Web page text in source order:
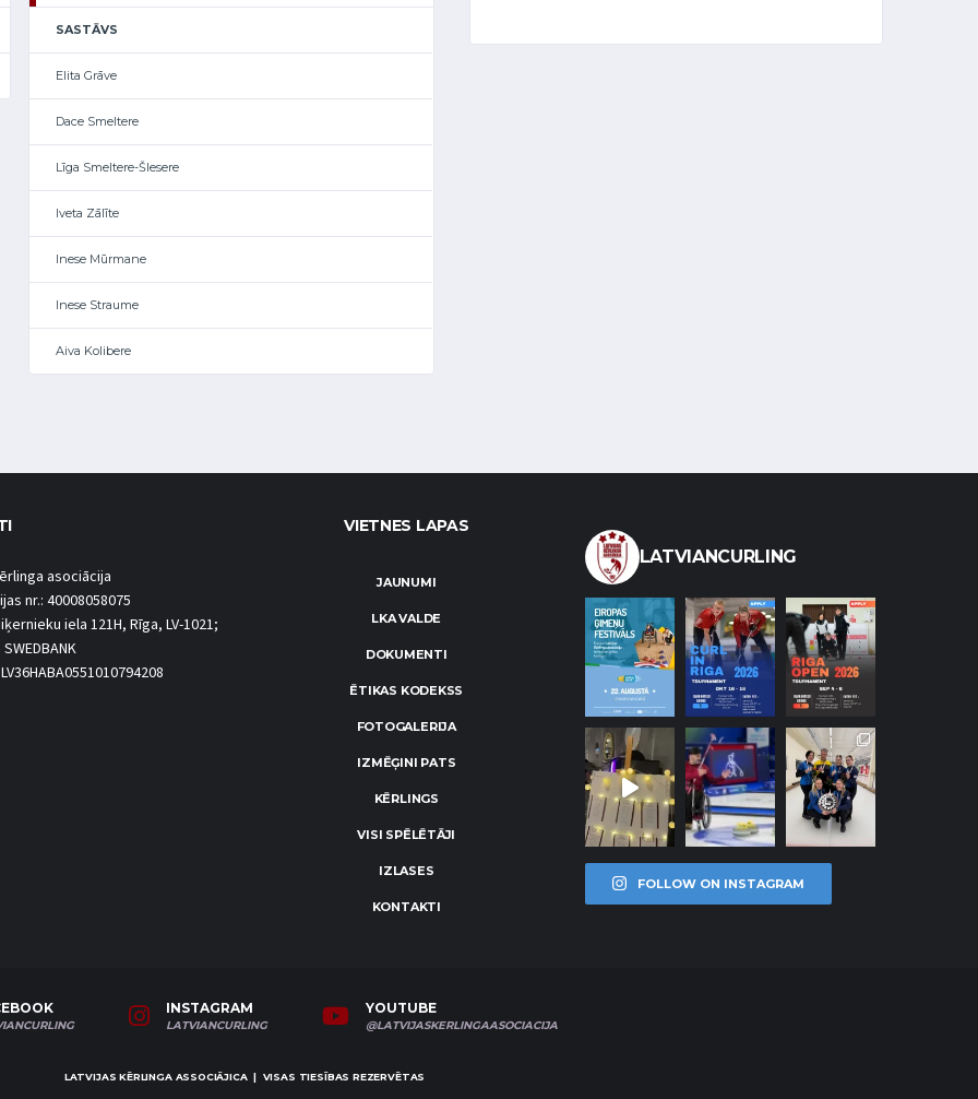
SASTĀVS
Elita Grāve
Dace Smeltere
Līga Smeltere-Šlesere
Iveta Zālīte
Inese Mūrmane
Inese Straume
Aiva Kolibere
asociācija
nr.: 40008058075
iela 121H, Rīga, LV-1021;
VIETNES LAPAS
JAUNUMI
LKA VALDE
DOKUMENTI
ĒTIKAS KODEKSS
FOTOGALERIJA
IZMĒĢINI PATS
KĒRLINGS
VISI SPĒLĒTĀJI
IZLASES
KONTAKTI
LATVIANCURLING
FOLLOW ON INSTAGRAM
INSTAGRAM
LATVIANCURLING
YOUTUBE
@LATVIJASKERLINGAASOCIACIJA
LATVIJAS KĒRLINGA ASSOCIĀJICA | VISAS TIESĪBAS REZERVĒTAS